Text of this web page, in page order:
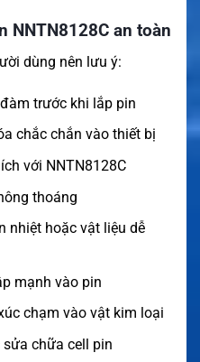
NNTN8128C an toàn
dùng nên lưu ý:
trước khi lắp pin
chắc chắn vào thiết bị
với NNTN8128C
thoáng
nhiệt hoặc vật liệu dễ
mạnh vào pin
chạm vào vật kim loại
chữa cell pin